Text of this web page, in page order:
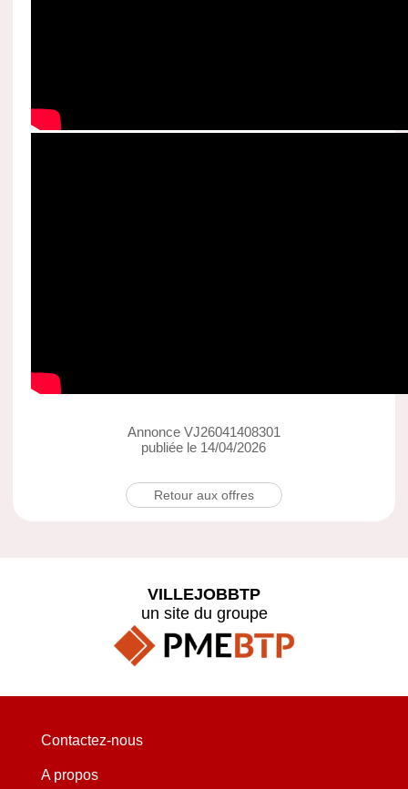
Annonce VJ26041408301
publiée le 14/04/2026
Retour aux offres
VILLEJOBBTP
un site du groupe
Contactez-nous
A propos